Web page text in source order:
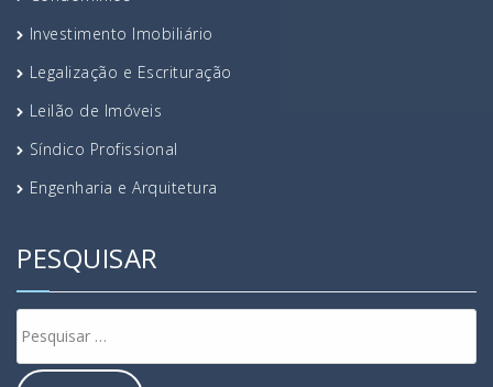
Investimento Imobiliário
Legalização e Escrituração
Leilão de Imóveis
Síndico Profissional
Engenharia e Arquitetura
PESQUISAR